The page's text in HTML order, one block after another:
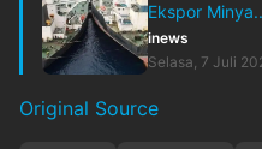
Ekspor
inews
Selasa, 7 Juli
Original Source